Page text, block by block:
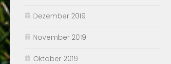
Dezember 2019
November 2019
Oktober 2019